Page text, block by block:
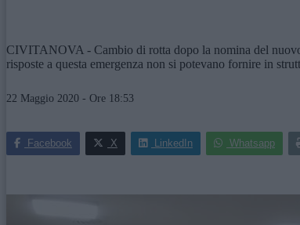
CIVITANOVA - Cambio di rotta dopo la nomina del
risposte a questa emergenza non si potevano fornire in
22 Maggio 2020 - Ore 18:53
Facebook X LinkedIn Whatsapp